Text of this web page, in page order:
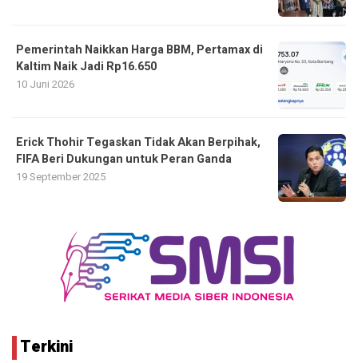
Pemerintah Naikkan Harga BBM, Pertamax di
Kaltim Naik Jadi Rp16.650
10 Juni 2026
Erick Thohir Tegaskan Tidak Akan Berpihak,
FIFA Beri Dukungan untuk Peran Ganda
19 September 2025
Terkini